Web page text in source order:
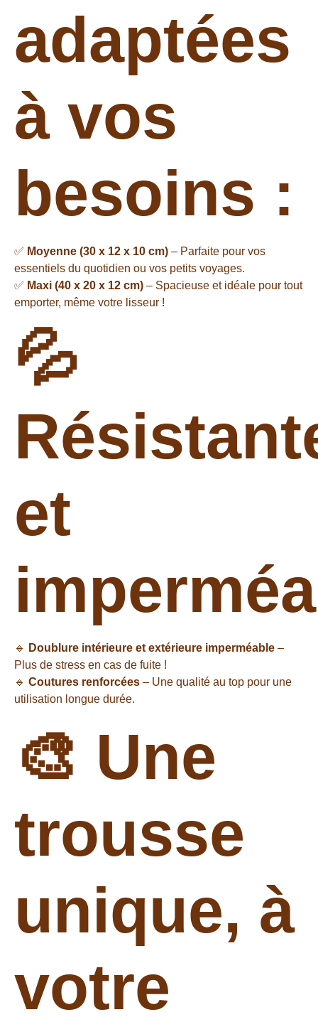
adaptées
à vos
besoins :
✅ Moyenne (30 x 12 x 10 cm) – Parfaite pour vos
essentiels du quotidien ou vos petits voyages.
✅ Maxi (40 x 20 x 12 cm) – Spacieuse et idéale pour tout
emporter, même votre lisseur !
💦
et
🔹 Doublure intérieure et extérieure imperméable –
Plus de stress en cas de fuite !
🔹 Coutures renforcées – Une qualité au top pour une
utilisation longue durée.
🎨 Une
trousse
unique, à
votre